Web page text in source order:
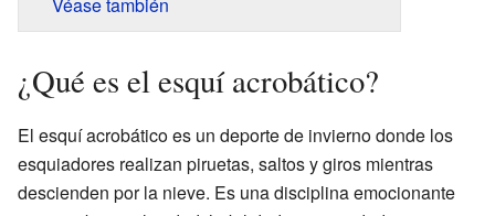
¿Qué es el esquí acrobático?
El esquí acrobático es un deporte de invierno donde los
esquiadores realizan piruetas, saltos y giros mientras
descienden por la nieve. Es una disciplina emocionante